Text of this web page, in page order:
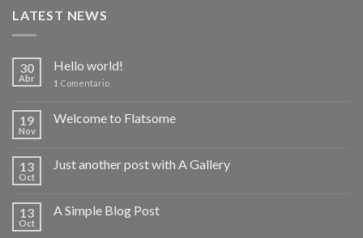
LATEST NEWS
30
Abr
Hello world!
1 Comentario
19
Nov
Welcome to Flatsome
13
Oct
Just another post with A Gallery
13
Oct
A Simple Blog Post